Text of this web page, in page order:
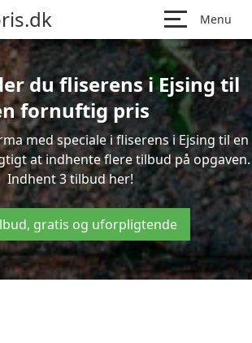
Menu
du fliserens i Ejsing til
fornuftig pris
med speciale i fliserens i Ejsing til en
at indhente flere tilbud på opgaven.
Indhent 3 tilbud her!
gratis og uforpligtende